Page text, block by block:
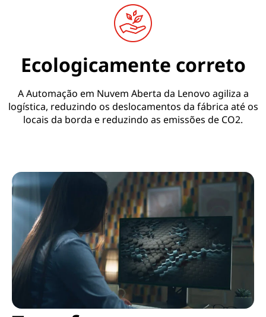
Ecologicamente correto
A Automação em Nuvem Aberta da Lenovo agiliza a
logística, reduzindo os deslocamentos da fábrica até os
locais da borda e reduzindo as emissões de CO2.